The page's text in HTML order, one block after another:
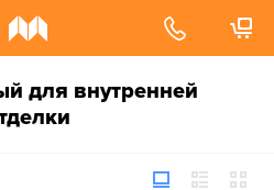
для внутренней